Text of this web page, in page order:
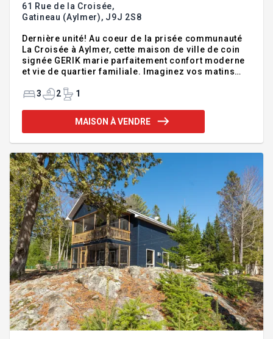
61 Rue de la Croisée,
Gatineau (Aylmer), J9J 2S8
Dernière unité! Au coeur de la prisée communauté
La Croisée à Aylmer, cette maison de ville de coin
signée GERIK marie parfaitement confort moderne
et vie de quartier familiale. Imaginez vos matins
soupers animés dans un espace convivial. Avec ses
3 chambres et 2+1 salles de bain, c'est l'équilibre
idéal entre espace et fonctionnalité. Vos enfants
jouent au parc tout près, marchent vers l'école
d'info dès maintenant. *** 678 852$ taxes incluses,
Photo a ti
3 2 1
MAISON À VENDRE